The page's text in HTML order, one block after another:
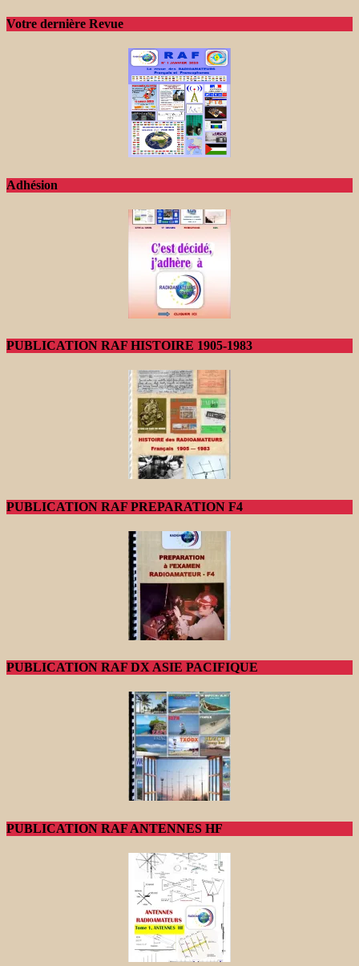
Votre dernière Revue
Adhésion
PUBLICATION RAF HISTOIRE 1905-1983
PUBLICATION RAF PREPARATION F4
PUBLICATION RAF DX ASIE PACIFIQUE
PUBLICATION RAF ANTENNES HF